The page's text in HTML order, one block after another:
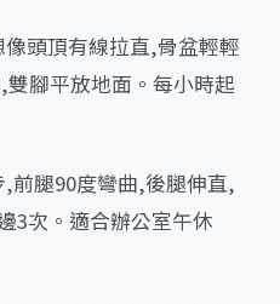
像頭頂有線拉直,骨盆輕輕
腳平放地面。每小時起
,前腿90度彎曲,後腿伸直,
3次。適合辦公室午休